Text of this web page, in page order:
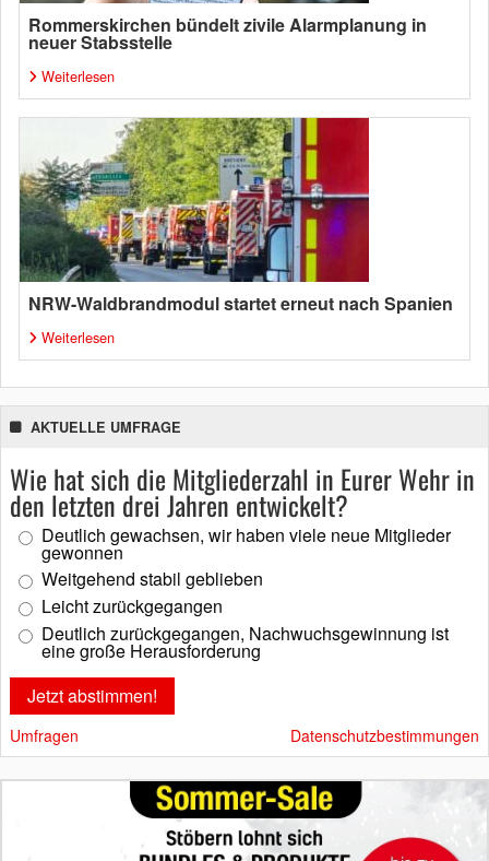
Rommerskirchen bündelt zivile Alarmplanung in
neuer Stabsstelle
Weiterlesen
NRW-Waldbrandmodul startet erneut nach Spanien
Weiterlesen
AKTUELLE UMFRAGE
Wie hat sich die Mitgliederzahl in Eurer Wehr in
den letzten drei Jahren entwickelt?
Deutlich gewachsen, wir haben viele neue Mitglieder
gewonnen
Weitgehend stabil geblieben
Leicht zurückgegangen
Deutlich zurückgegangen, Nachwuchsgewinnung ist
eine große Herausforderung
Umfragen Datenschutzbestimmungen